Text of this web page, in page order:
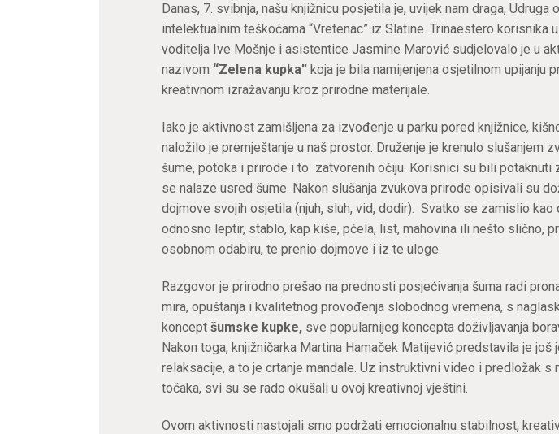
Danas, 7. svibnja, našu knjižnicu posjetila je, uvijek nam draga, Udruga
intelektualnim teškoćama “Vretenac” iz Slatine. Trinaestero korisnika
voditelja Ive Mošnje i asistentice Jasmine Marović sudjelovalo je u
nazivom “Zelena kupka” koja je bilanamijenjena osjetilnom upijanju
kreativnom izražavanju kroz prirodne materijale.
Iako je aktivnost zamišljena za izvođenje u parku pored knjižnice,
naložilo je premještanje u naš prostor. Druženje je krenulo slušanjem
šume, potoka i prirode i to zatvorenih očiju. Korisnici su bili potaknuti
se nalaze usred šume. Nakon slušanja zvukova prirode opisivali su
dojmove svojih osjetila (njuh, sluh, vid, dodir). Svatko se zamislio kao
odnosno leptir, stablo, kap kiše, pčela, list, mahovina ili nešto slično,
osobnom odabiru, te prenio dojmove i iz te uloge.
Razgovor je prirodno prešao na prednosti posjećivanja šuma radi
mira, opuštanja i kvalitetnog provođenja slobodnog vremena, s
koncept šumske kupke, sve popularnijeg koncepta doživljavanja
Nakon toga, knjižničarka Martina Hamaček Matijević predstavila je još
relaksacije, a to je crtanje mandale . Uz instruktivni video i predložak s
točaka, svi su se rado okušali u ovoj kreativnoj vještini.
Ovom aktivnosti nastojali smo podržati emocionalnu stabilnost,